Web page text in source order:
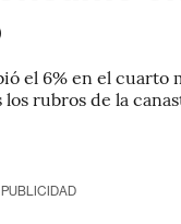
el 6% en el cuarto
rubros de la
PUBLICIDAD